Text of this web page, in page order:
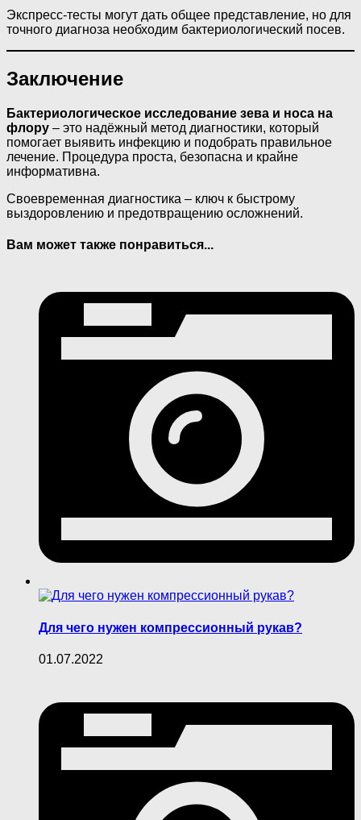
Экспресс-тесты могут дать общее представление, но для
точного диагноза необходим бактериологический посев.
Заключение
Бактериологическое исследование зева и носа на
флору – это надёжный метод диагностики, который
помогает выявить инфекцию и подобрать правильное
лечение. Процедура проста, безопасна и крайне
информативна.
Своевременная диагностика – ключ к быстрому
выздоровлению и предотвращению осложнений.
Вам может также понравиться...
Для чего нужен компрессионный рукав?
01.07.2022